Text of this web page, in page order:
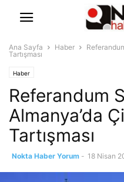
Ana Sayfa Haber
Tartışması
Haber
Referandum
Almanya’da
Tartışması
Nokta Haber Yorum - 18 Nisan